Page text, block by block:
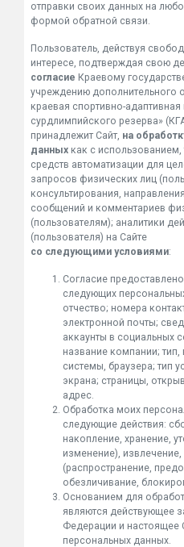
отправки своих данных на
формой обратной связи.
Пользователь, действуя
интересе, подтверждая свою
согласие Краевому
учреждению дополнительного
краевая спортивно-
сурдлимпийского резерва»
принадлежит Сайт, на
данных как с
средств автоматизации для
запросов физических лиц
консультирования,
сообщений и комментариев
(пользователям); аналитики
(пользователя) на Сайте
со следующими условиями:
Согласие
следующих
отчество; номера
электронной почты;
аккаунты в социальных
название компании;
системы, браузера; тип
экрана; страницы,
адрес.
Обработка моих
следующие действия:
накопление, хранение,
изменение),
(распространение,
обезличивание,
Основанием для
являются действующее
Федерации и настоящее
персональных данных.